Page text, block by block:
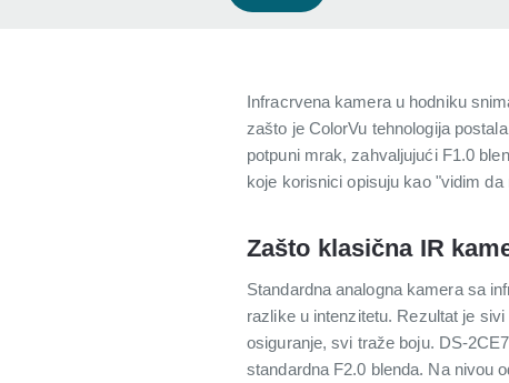
Infracrvena kamera u hodniku
zašto je ColorVu tehnologija
potpuni mrak, zahvaljujući F1.0
koje korisnici opisuju kao "vidim
Zašto klasična IR
Standardna analogna kamera sa
razlike u intenzitetu. Rezultat je
osiguranje, svi traže boju. DS-
standardna F2.0 blenda. Na nivou